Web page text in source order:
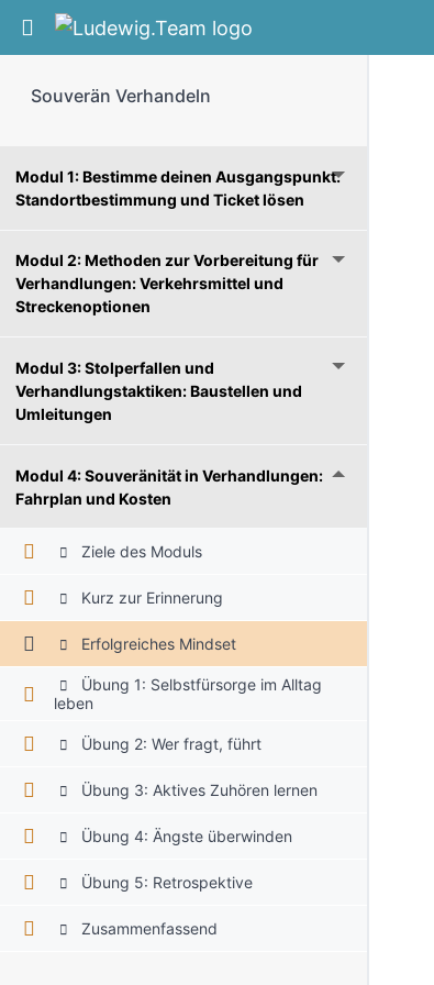
Return to course: Souverän Verhandeln
Souverän Verhandeln
Modul 1: Bestimme deinen Ausgangspunkt:
Standortbestimmung und Ticket lösen
Modul 2: Methoden zur Vorbereitung für
Verhandlungen: Verkehrsmittel und
Streckenoptionen
Modul 3: Stolperfallen und
Verhandlungstaktiken: Baustellen und
Umleitungen
Modul 4: Souveränität in Verhandlungen:
Fahrplan und Kosten
Ziele des Moduls
Kurz zur Erinnerung
Erfolgreiches Mindset
Übung 1: Selbstfürsorge im Alltag
leben
Übung 2: Wer fragt, führt
Übung 3: Aktives Zuhören lernen
Übung 4: Ängste überwinden
Übung 5: Retrospektive
Zusammenfassend